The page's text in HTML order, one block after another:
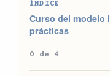
ÍNDICE
Curso del modelo
prácticas
0 de 4